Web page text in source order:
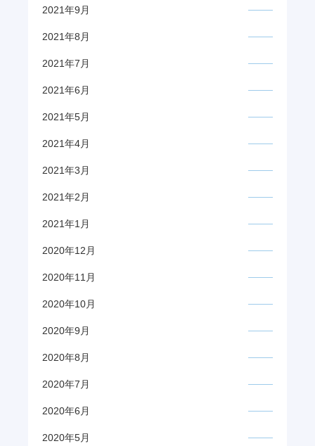
2021年9月
2021年8月
2021年7月
2021年6月
2021年5月
2021年4月
2021年3月
2021年2月
2021年1月
2020年12月
2020年11月
2020年10月
2020年9月
2020年8月
2020年7月
2020年6月
2020年5月